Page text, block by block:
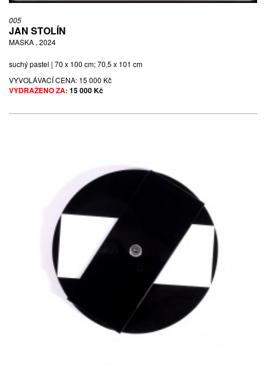
005
JAN STOLÍN
MASKA , 2024
suchý pastel | 70 x 100 cm; 70,5 x 101 cm
VYVOLÁVACÍ CENA: 15 000 Kč
VYDRAŽENO ZA: 15 000 Kč